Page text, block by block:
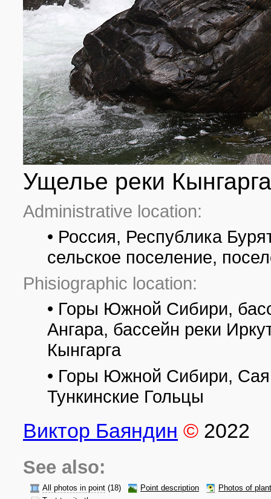
Ущелье реки
Administrative location:
• Россия, Республика
сельское поселение,
Phisiographic location:
• Горы Южной Сибири,
Ангара, бассейн реки
Кынгарга
• Горы Южной Сибири,
Тункинские Гольцы
Виктор Баяндин © 2022
See also:
All photos in point (18) Point description
Photos of